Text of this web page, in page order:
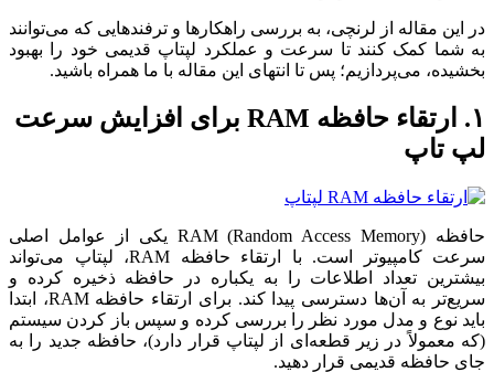
در این مقاله از لرنچی، به بررسی راهکارها و ترفندهایی که می‌توانند
به شما کمک کنند تا سرعت و عملکرد لپتاپ قدیمی خود را بهبود
بخشیده، می‌پردازیم؛ پس تا انتهای این مقاله با ما همراه باشید.
۱. ارتقاء حافظه RAM برای افزایش سرعت
لپ تاپ
حافظه RAM (Random Access Memory) یکی از عوامل اصلی
سرعت کامپیوتر است. با ارتقاء حافظه RAM، لپتاپ می‌تواند
بیشترین تعداد اطلاعات را به یکباره در حافظه ذخیره کرده و
سریع‌تر به آن‌ها دسترسی پیدا کند. برای ارتقاء حافظه RAM، ابتدا
باید نوع و مدل مورد نظر را بررسی کرده و سپس باز کردن سیستم
(که معمولاً در زیر قطعه‌ای از لپتاپ قرار دارد)، حافظه جدید را به
جای حافظه قدیمی قرار دهید.